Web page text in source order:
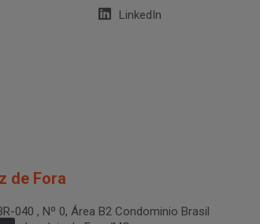
LinkedIn
de Fora
040 , Nº 0, Área B2 Condominio Brasil